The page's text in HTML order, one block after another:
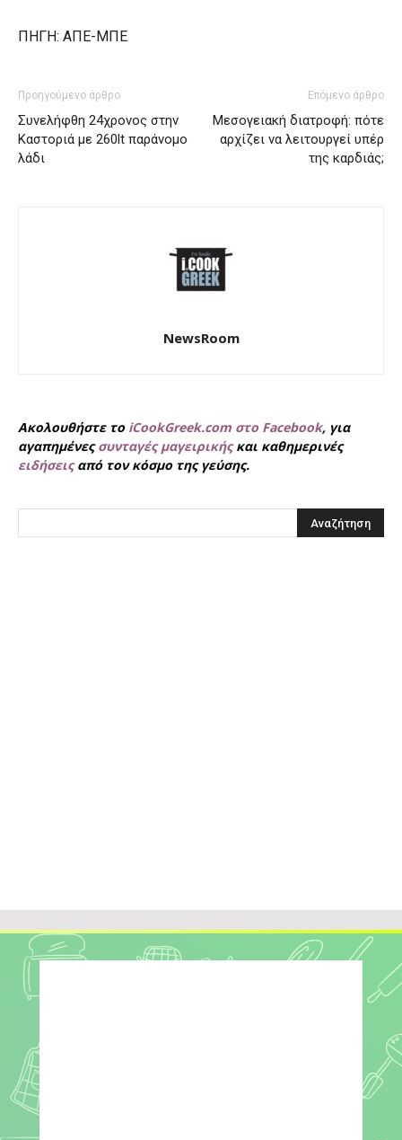
ΠΗΓΗ: ΑΠΕ-ΜΠΕ
Προηγούμενο άρθρο
Συνελήφθη 24χρονος στην
Καστοριά με 260lt παράνομο
λάδι
Επόμενο άρθρο
Μεσογειακή διατροφή: πότε
αρχίζει να λειτουργεί υπέρ
της καρδιάς;
NewsRoom
Ακολουθήστε το iCookGreek.com στο Facebook, για
αγαπημένεςσυνταγές μαγειρικήςκαι καθημερινές
ειδήσειςαπό τον κόσμο της γεύσης.